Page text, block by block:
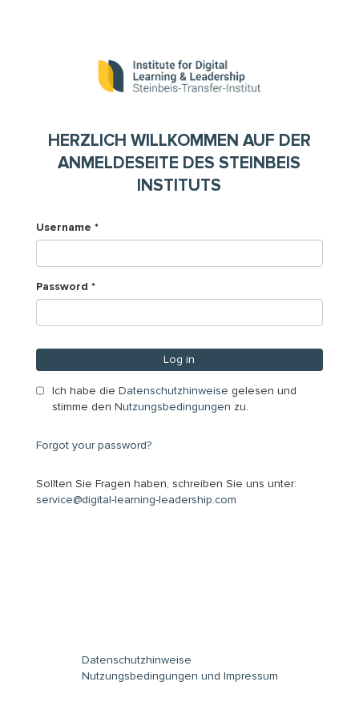
HERZLICH WILLKOMMEN AUF DER
ANMELDESEITE DES STEINBEIS
INSTITUTS
Username *
Password *
Log in
Ich habe die Datenschutzhinweise gelesen und
stimme den Nutzungsbedingungen zu.
Forgot your password?
Sollten Sie Fragen haben, schreiben Sie uns unter:
service@digital-learning-leadership.com
Datenschutzhinweise
Nutzungsbedingungen und Impressum